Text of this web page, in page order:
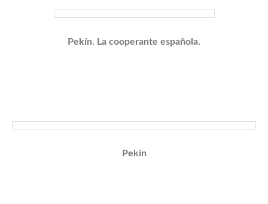
Pekín. La cooperante española.
Pekín